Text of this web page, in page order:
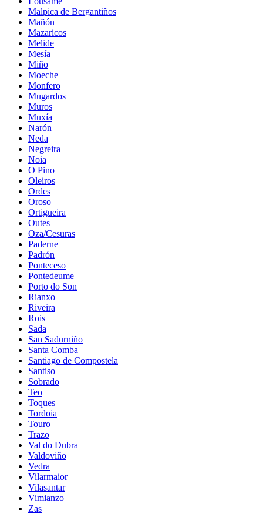
Malpica de Bergantiños
Mañón
Mazaricos
Melide
Mesía
Miño
Moeche
Monfero
Mugardos
Muros
Muxía
Narón
Neda
Negreira
Noia
O Pino
Oleiros
Ordes
Oroso
Ortigueira
Outes
Oza/Cesuras
Paderne
Padrón
Ponteceso
Pontedeume
Porto do Son
Rianxo
Riveira
Rois
Sada
San Sadurniño
Santa Comba
Santiago de Compostela
Santiso
Sobrado
Teo
Toques
Tordoia
Touro
Trazo
Val do Dubra
Valdoviño
Vedra
Vilarmaior
Vilasantar
Vimianzo
Zas